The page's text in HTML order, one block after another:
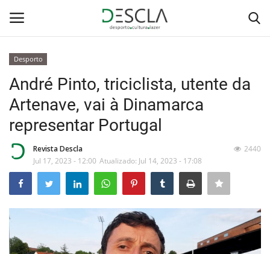
Home
...by Descla
Desporto
Sobre Nós
Desporto
André Pinto, triciclista, utente da
Artenave, vai à Dinamarca
representar Portugal
Revista Descla
Jul 17, 2023 - 12:00 Atualizado: Jul 14, 2023 - 17:08
2440